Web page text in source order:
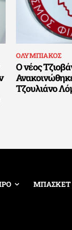
ΟΛΥΜΠΙΑΚΟΣ
Ο νέος
Τζουλιάνο
ΜΠΑΣΚΕΤ